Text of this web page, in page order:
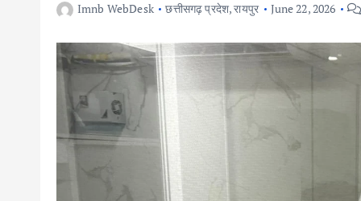
Imnb WebDesk छत्तीसगढ़ प्रदेश,रायपुर June 22, 2026